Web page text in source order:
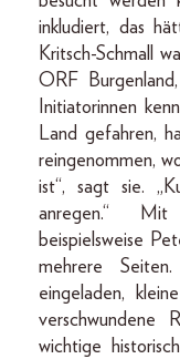
inkludiert, das
Kritsch-Schmall
ORF
Initiatorinnen
Land gefahren,
reingenommen,
ist“, sagt sie.
anregen.“
beispielsweise
mehrere
eingeladen,
verschwundene
wichtige